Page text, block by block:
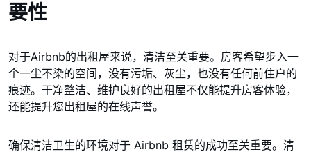
要性
对于Airbnb的出租屋来说，清洁至关重要。房客希望步入一
个一尘不染的空间，没有污垢、灰尘，也没有任何前住户的
痕迹。干净整洁、维护良好的出租屋不仅能提升房客体验，
还能提升您出租屋的在线声誉。
确保清洁卫生的环境对于 Airbnb 租赁的成功至关重要。清